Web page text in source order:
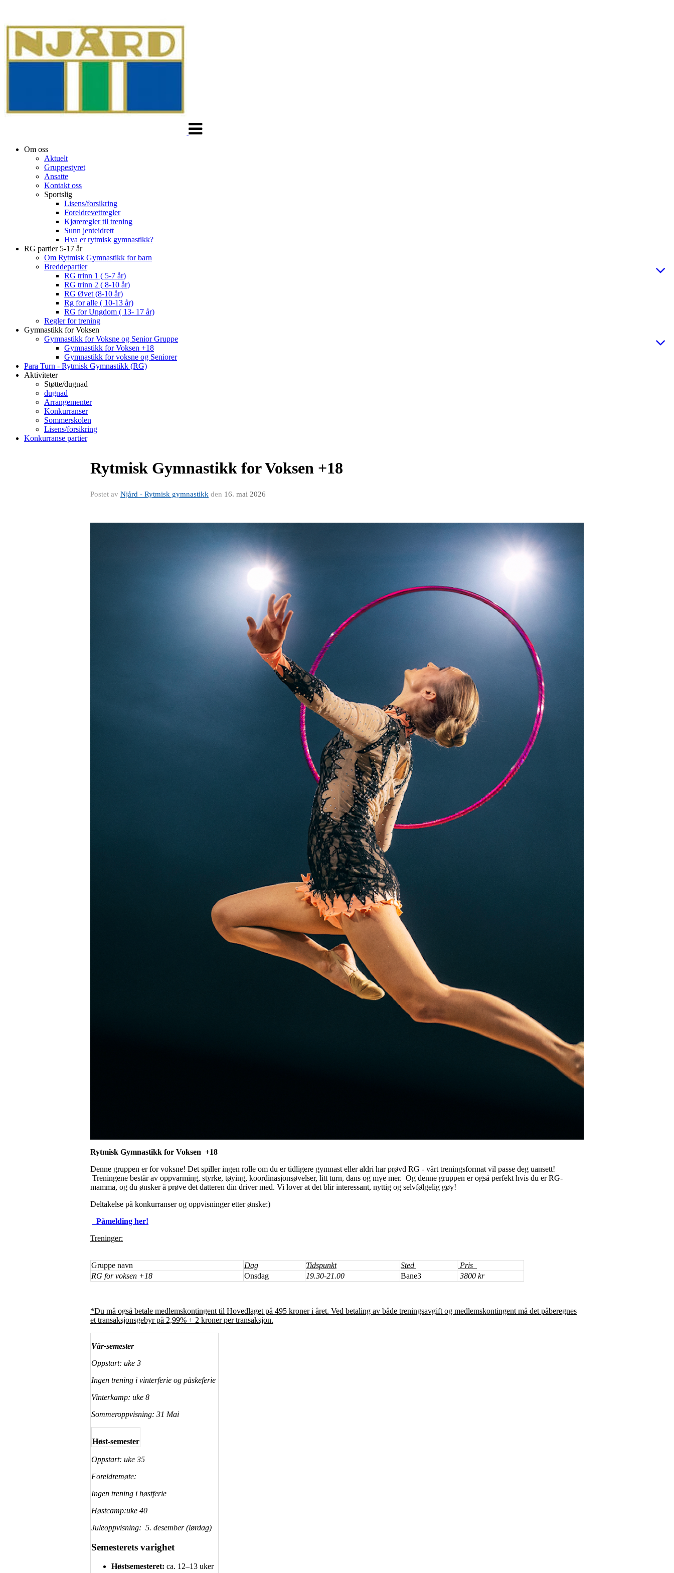
Om oss
Aktuelt
Gruppestyret
Ansatte
Kontakt oss
Sportslig
Lisens/forsikring
Foreldrevettregler
Kjøreregler til trening
Sunn jenteidrett
Hva er rytmisk gymnastikk?
RG partier 5-17 år
Om Rytmisk Gymnastikk for barn
Breddepartier
RG trinn 1 ( 5-7 år)
RG trinn 2 ( 8-10 år)
RG Øvet (8-10 år)
Rg for alle ( 10-13 år)
RG for Ungdom ( 13- 17 år)
Regler for trening
Gymnastikk for Voksen
Gymnastikk for Voksne og Senior Gruppe
Gymnastikk for Voksen +18
Gymnastikk for voksne og Seniorer
Para Turn - Rytmisk Gymnastikk (RG)
Aktiviteter
Støtte/dugnad
dugnad
Arrangementer
Konkurranser
Sommerskolen
Lisens/forsikring
Konkurranse partier
Rytmisk Gymnastikk for Voksen +18
Postet av Njård - Rytmisk gymnastikk den 16. mai 2026
Rytmisk Gymnastikk for Voksen +18
Denne gruppen er for voksne! Det spiller ingen rolle om du er tidligere gymnast eller aldri har prøvd RG - vårt treningsformat vil passe deg uansett!
Treningene består av oppvarming, styrke, tøying, koordinasjonsøvelser, litt turn, dans og mye mer. Og denne gruppen er også perfekt hvis du er RG-
mamma, og du ønsker å prøve det datteren din driver med. Vi lover at det blir interessant, nyttig og selvfølgelig gøy!
Deltakelse på konkurranser og oppvisninger etter ønske:)
Påmelding her!
Treninger:
Gruppe navn Dag Tidspunkt Sted
Pris
RG for voksen +18
Onsdag 19.30-21.00 Bane3 3800 kr
*Du må også betale medlemskontingent til Hovedlaget på 495 kroner i året. Ved betaling av både treningsavgift og medlemskontingent må det påberegnes
et transaksjonsgebyr på 2,99% + 2 kroner per transaksjon.
Vår-semester
Oppstart: uke 3
Ingen trening i vinterferie og påskeferie
Vinterkamp: uke 8
Sommeroppvisning: 31 Mai
Høst-semester
Oppstart: uke 35
Foreldremøte:
Ingen trening i høstferie
Høstcamp:uke 40
Juleoppvisning: 5. desember (lørdag)
Semesterets varighet
Høstsemesteret: ca. 12–13 uker